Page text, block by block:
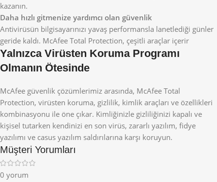
kazanın.
Daha hızlı gitmenize yardımcı olan güvenlik
Antivirüsün bilgisayarınızı yavaş performansla lanetlediği günler
geride kaldı. McAfee Total Protection, çeşitli araçlar içerir
Yalnızca Virüsten Koruma Programı
Olmanın Ötesinde
McAfee güvenlik çözümlerimiz arasında, McAfee Total
Protection, virüsten koruma, gizlilik, kimlik araçları ve özellikleri
kombinasyonu ile öne çıkar. Kimliğinizle gizliliğinizi kapalı ve
kişisel tutarken kendinizi en son virüs, zararlı yazılım, fidye
yazılımı ve casus yazılım saldırılarına karşı koruyun.
Müşteri Yorumları
0 yorum